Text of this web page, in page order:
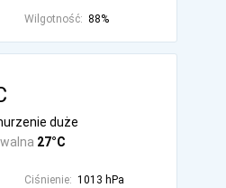
Wilgotność: 88%
27°C
duże
Ciśnienie: 1013 hPa